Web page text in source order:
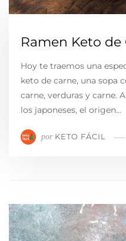
Ramen Keto de
Hoy te traemos una
keto de carne, una sopa
carne, verduras y carne.
los japoneses, el origen…
por KETO FÁCIL